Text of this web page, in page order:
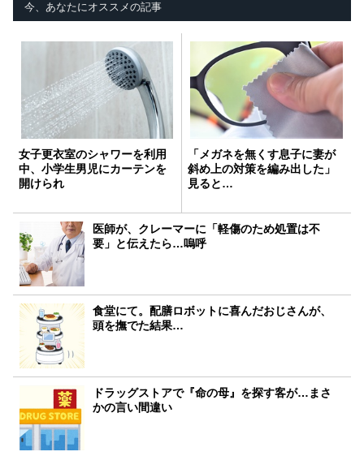
今、あなたにオススメの記事
女子更衣室のシャワーを利用
中、小学生男児にカーテンを
開けられ
「メガネを無くす息子に妻が
斜め上の対策を編み出した」
見ると…
医師が、クレーマーに「軽傷のため処置は不
要」と伝えたら…嗚呼
食堂にて。配膳ロボットに喜んだおじさんが、
頭を撫でた結果…
ドラッグストアで『命の母』を探す客が…まさ
かの言い間違い